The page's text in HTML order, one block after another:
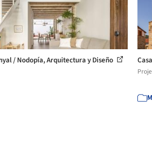
/ Nodopía, Arquitectura y Diseño